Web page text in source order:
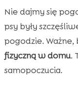
Pies
Zajęcia w
Zabawy na
Aerobik dla
Nie dajmy się
psy były
pogodzie.
fizyczną w domu.
samopoczucia.